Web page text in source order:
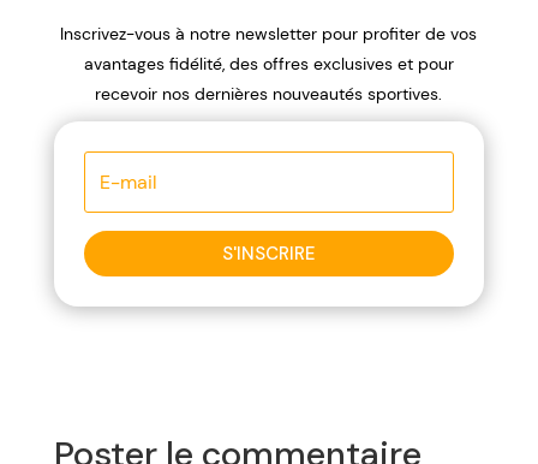
Inscrivez-vous à notre newsletter pour profiter de vos
avantages fidélité, des offres exclusives et pour
recevoir nos dernières nouveautés sportives.
S'INSCRIRE
Poster le commentaire